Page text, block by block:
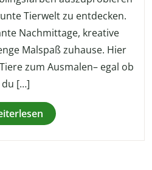
Tierwelt zu entdecken.
Nachmittage, kreative
Malspaß zuhause. Hier
zum Ausmalen– egal ob
du […]